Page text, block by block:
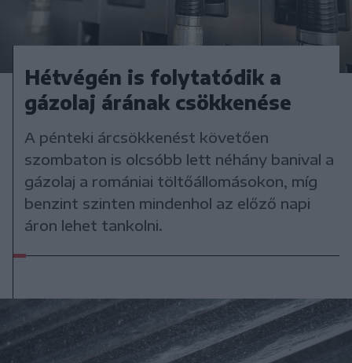
Hétvégén is folytatódik a
gázolaj árának csökkenése
A pénteki árcsökkenést követően
szombaton is olcsóbb lett néhány banival a
gázolaj a romániai töltőállomásokon, míg
benzint szinten mindenhol az előző napi
áron lehet tankolni.